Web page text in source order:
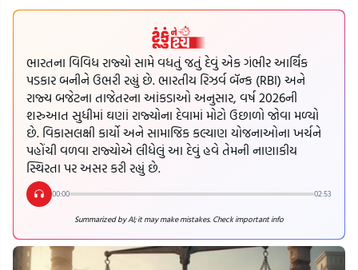
ભારતના વિવિધ રાજ્યો સામે વધતું જતું દેવું એક ગંભીર આર્થિક
પડકાર બનીને ઉભરી રહ્યું છે. ભારતીય રિઝર્વ બૅન્ક (RBI) અને
રાજ્ય બજેટના તાજેતરના આંકડાઓ અનુસાર, વર્ષ 2026ની
શરુઆત સુધીમાં ઘણાં રાજ્યોના દેવામાં મોટો ઉછાળો જોવા મળ્યો
છે. વિકાસલક્ષી કાર્યો અને સામાજિક કલ્યાણ યોજનાઓના ખર્ચને
પહોંચી વળવા રાજ્યોએ લીધેલું આ દેવું હવે તેમની નાણાકીય
સ્થિરતા પર અસર કરી રહ્યું છે.
00:00 02:53
Summarized by AI; it may make mistakes. Check important info